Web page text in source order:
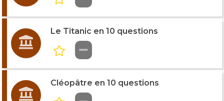
Le Titanic en 10 questions
Cléopâtre en 10 questions